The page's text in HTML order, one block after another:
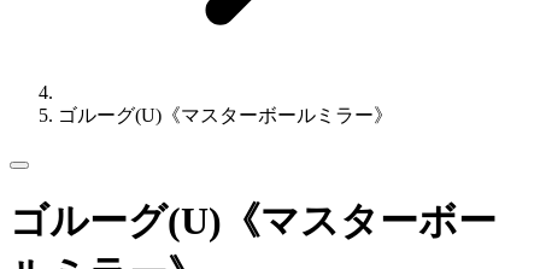
ゴルーグ(U)《マスターボールミラー》
ゴルーグ(U)《マスターボー